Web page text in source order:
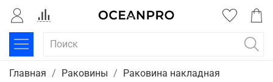
Главная Раковины Раковина накладная